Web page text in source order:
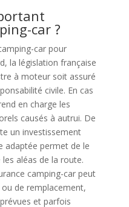
car ?
car pour
la législation française
à moteur soit assuré
civile. En cas
en charge les
causés à autrui. De
un investissement
adaptée permet de le
aléas de la route.
camping-car peut
de remplacement,
et parfois